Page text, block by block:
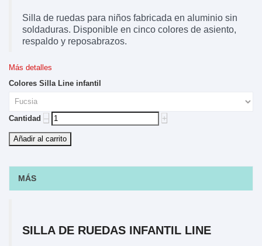
Silla de ruedas para niños fabricada en aluminio sin
soldaduras. Disponible en cinco colores de asiento,
respaldo y reposabrazos.
Más detalles
Colores Silla Line infantil
Cantidad ‒ +
Añadir al carrito
MÁS
SILLA DE RUEDAS INFANTIL LINE